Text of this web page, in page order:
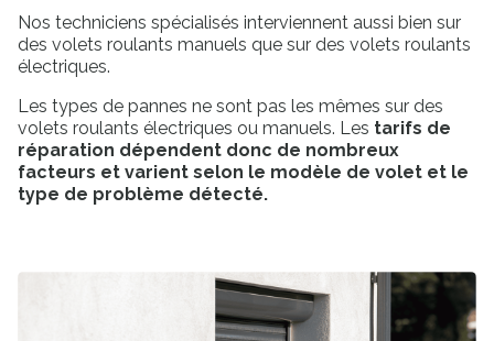
Nos techniciens spécialisés interviennent aussi bien sur
des volets roulants manuels que sur des volets roulants
électriques.
Les types de pannes ne sont pas les mêmes sur des
volets roulants électriques ou manuels. Les tarifs de
réparation dépendent donc de nombreux
facteurs et varient selon le modèle de volet et le
type de problème détecté.